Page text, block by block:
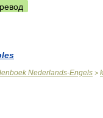
Nederlands-Engels >